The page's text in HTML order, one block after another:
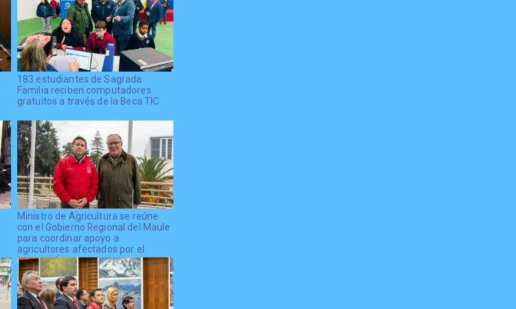
183 estudiantes de Sagrada
Familia reciben computadores
gratuitos a través de la Beca TIC
Ministro de Agricultura se reúne
con el Gobierno Regional del Maule
para coordinar apoyo a
agricultores afectados por el
temporal